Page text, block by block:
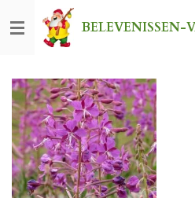
direct
hoofdinhoud